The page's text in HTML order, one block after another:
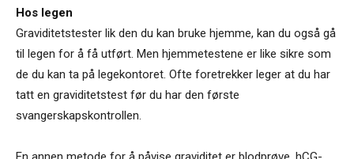
Hos legen
Graviditetstester lik den du kan bruke hjemme, kan du også gå
til legen for å få utført. Men hjemmetestene er like sikre som
de du kan ta på legekontoret. Ofte foretrekker leger at du har
tatt en graviditetstest før du har den første
svangerskapskontrollen.